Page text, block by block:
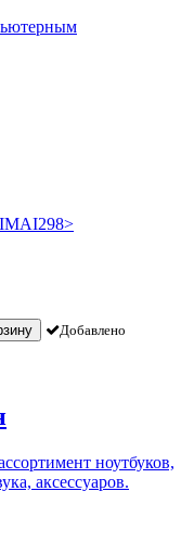
Добавлено
ноутбуков,
аксессуаров.